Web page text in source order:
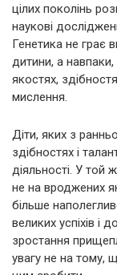
цілих поколінь
наукові
Генетика не грає
дитини, а
якостях,
мислення.
Діти, яких з
здібностях і
діяльності. У той
не на вроджених
більше
великих успіхів і
зростання
увагу не на тому,